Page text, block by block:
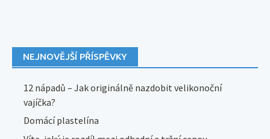
NEJNOVĚJŠÍ PŘÍSPĚVKY
12 nápadů – Jak originálně nazdobit velikonoční
vajíčka?
Domácí plastelína